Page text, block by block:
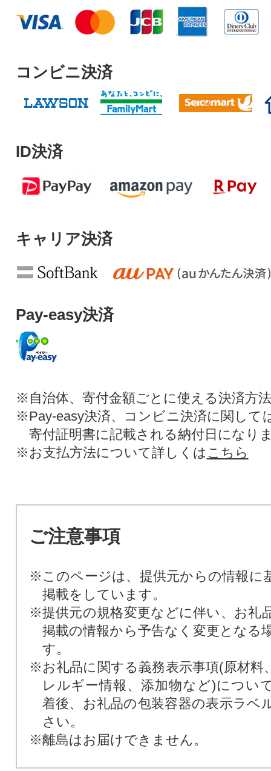
コンビニ決済
ID決済
キャリア決済
Pay-easy決済
※自治体、寄付金額ごとに使える決済方
※Pay-easy決済、コンビニ決済に関して
寄付証明書に記載される納付日になり
※お支払方法について詳しくは こちら
ご注意事項
※このページは、提供元からの情報に
掲載をしています。
※提供元の規格変更などに伴い、お礼
掲載の情報から予告なく変更となる
す。
※お礼品に関する義務表示事項(原材料
レルギー情報、添加物など)につい
着後、お礼品の包装容器の表示ラベ
さい。
※離島はお届けできません。